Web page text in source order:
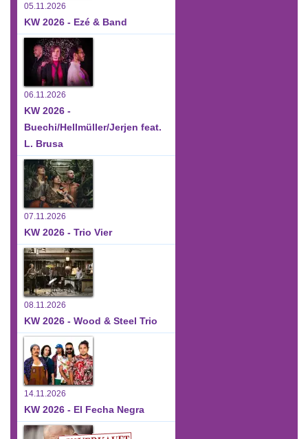
05.11.2026
KW 2026 - Ezé & Band
06.11.2026
KW 2026 -
Buechi/Hellmüller/Jerjen feat.
L. Brusa
07.11.2026
KW 2026 - Trio Vier
08.11.2026
KW 2026 - Wood & Steel Trio
14.11.2026
KW 2026 - El Fecha Negra